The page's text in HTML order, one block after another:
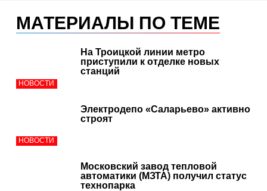
МАТЕРИАЛЫ ПО ТЕМЕ
НОВОСТИ
На Троицкой линии метро
приступили к отделке новых
станций
НОВОСТИ
Электродепо «Саларьево» активно
строят
Московский завод тепловой
автоматики (МЗТА) получил статус
технопарка